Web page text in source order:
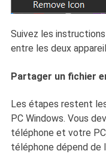
Suivez les
entre les deux
Partager un fichier
Les étapes restent
PC Windows. Vous
téléphone et votre
téléphone dépend de